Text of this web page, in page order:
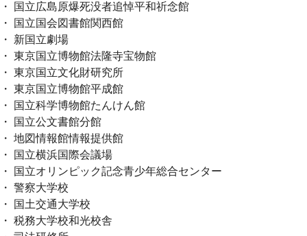
・ 国立広島原爆死没者追悼平和祈念館
・ 国立国会図書館関西館
・ 新国立劇場
・ 東京国立博物館法隆寺宝物館
・ 東京国立文化財研究所
・ 東京国立博物館平成館
・ 国立科学博物館たんけん館
・ 国立公文書館分館
・ 地図情報館情報提供館
・ 国立横浜国際会議場
・ 国立オリンピック記念青少年総合センター
・ 警察大学校
・ 国土交通大学校
・ 税務大学校和光校舎